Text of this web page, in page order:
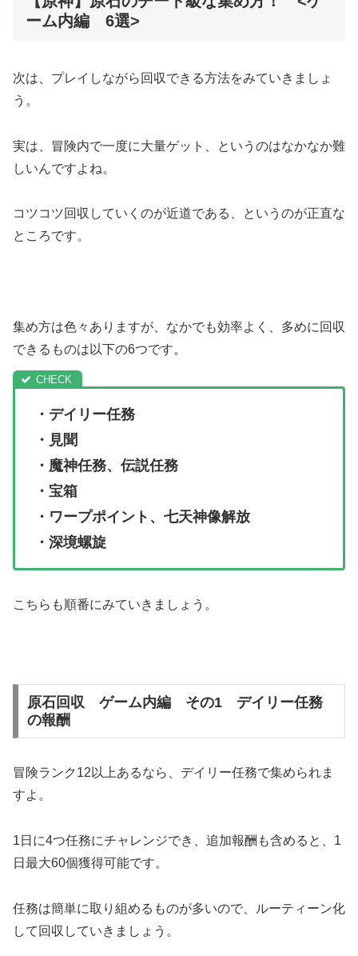
ーム内編 6選>
次は、プレイしながら回収できる方法をみていきましょ
う。
実は、冒険内で一度に大量ゲット、というのはなかなか難
しいんですよね。
コツコツ回収していくのが近道である、というのが正直な
ところです。
集め方は色々ありますが、なかでも効率よく、多めに回収
できるものは以下の6つです。
・デイリー任務
・見聞
・魔神任務、伝説任務
・宝箱
・ワープポイント、七天神像解放
・深境螺旋
こちらも順番にみていきましょう。
原石回収 ゲーム内編 その1 デイリー任務
の報酬
冒険ランク12以上あるなら、デイリー任務で集められま
すよ。
1日に4つ任務にチャレンジでき、追加報酬も含めると、1
日最大60個獲得可能です。
任務は簡単に取り組めるものが多いので、ルーティーン化
して回収していきましょう。